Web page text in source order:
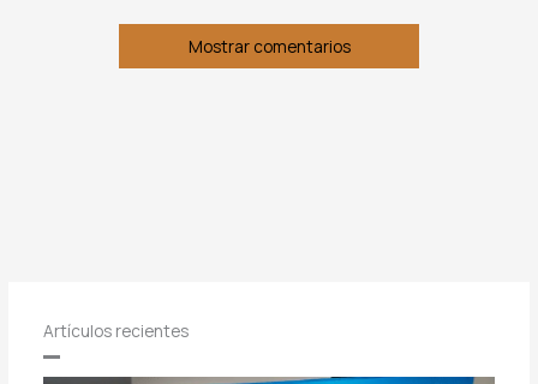
Mostrar comentarios
Artículos recientes